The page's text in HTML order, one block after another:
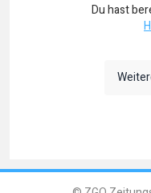
Du hast